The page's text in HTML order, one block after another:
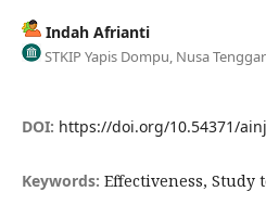
Indah Afrianti
STKIP Yapis Dompu, Nusa
DOI: https://doi.org/10.54371/
Keywords: Effectiveness, Study